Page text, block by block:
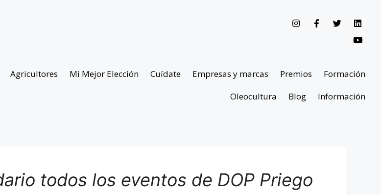
Agricultores Mi Mejor Elección Cuídate Empresas y marcas Premios
Formación
Oleocultura
Blog Información
todos los eventos de DOP Priego